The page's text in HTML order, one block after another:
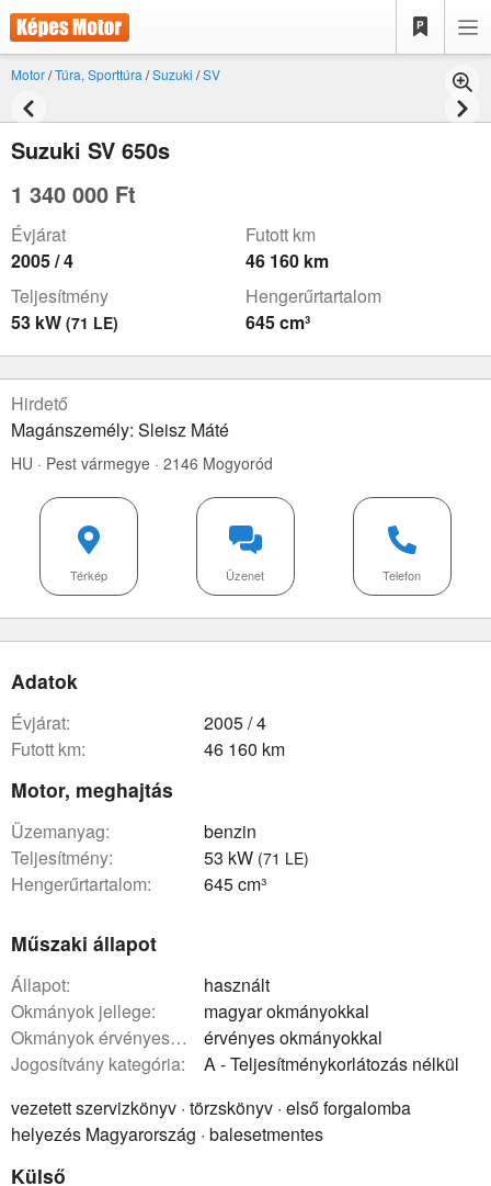
Motor/Túra, Sporttúra /Suzuki /SV
Suzuki SV 650s
1 340 000 Ft
Évjárat
2005 / 4
Futott km
46 160 km
Teljesítmény
53 kW (71 LE)
Hengerűrtartalom
645 cm³
Hirdető
Magánszemély: Sleisz Máté
HU · Pest vármegye · 2146 Mogyoród
Telefon
Üzenet
Térkép
Adatok
évjárat:
2005 / 4
futott km:
46 160 km
Motor, meghajtás
üzemanyag:
benzin
teljesítmény:
53 kW (71 LE)
hengerűrtartalom: 645 cm³
Műszaki állapot
állapot:
használt
okmányok jellege:
magyar okmányokkal
okmányok érvényessége:
érvényes okmányokkal
Jogosítvány kategória:
A - Teljesítménykorlátozás nélkül
vezetett szervizkönyv · törzskönyv · első forgalomba
helyezés Magyarország · balesetmentes
Külső